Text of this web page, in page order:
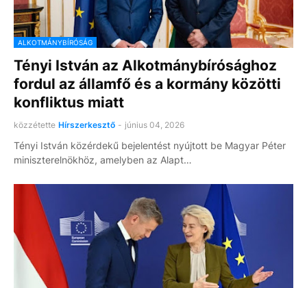
ALKOTMÁNYBÍRÓSÁG
Tényi István az Alkotmánybírósághoz
fordul az államfő és a kormány közötti
konfliktus miatt
közzétette Hírszerkesztő - június 04, 2026
Tényi István közérdekű bejelentést nyújtott be Magyar Péter
miniszterelnökhöz, amelyben az Alapt…